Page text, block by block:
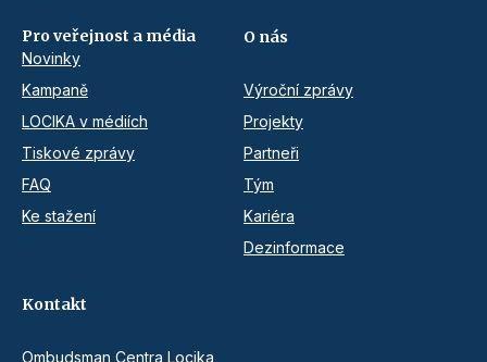
Pro veřejnost a média
Novinky
Kampaně
LOCIKA v médiích
Tiskové zprávy
FAQ
Ke stažení
O nás
Výroční zprávy
Projekty
Partneři
Tým
Kariéra
Dezinformace
Kontakt
Ombudsman Centra Locika